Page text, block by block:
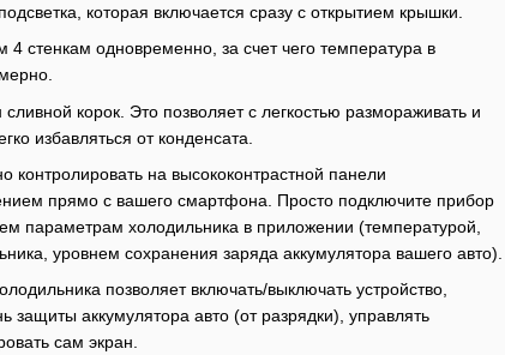
которая включается сразу с открытием крышки.
стенкам одновременно, за счет чего температура в
корок. Это позволяет с легкостью размораживать и
избавляться от конденсата.
на высококонтрастной панели
прямо с вашего смартфона. Просто подключите прибор
параметрам холодильника в приложении (температурой,
уровнем сохранения заряда аккумулятора вашего авто).
позволяет включать/выключать устройство,
защиты аккумулятора авто (от разрядки), управлять
сам экран.